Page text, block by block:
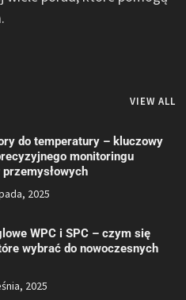
VIEW ALL
do temperatury – kluczowy
monitoringu
2025
WPC i SPC – czym się
wybrać do nowoczesnych
2025